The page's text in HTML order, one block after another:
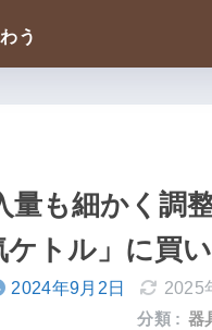
も細かく調
トル」に買い
2024年9月2日
2025
分類 : 器